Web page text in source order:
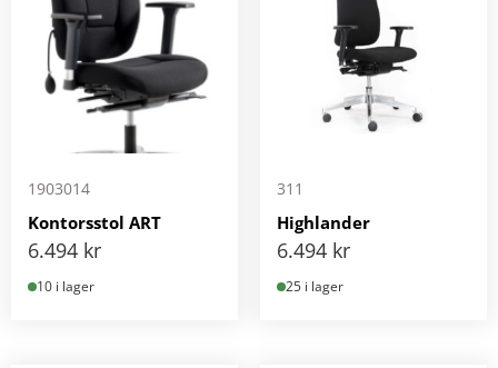
1903014
Kontorsstol ART
6.494 kr
10 i lager
311
Highlander
6.494 kr
25 i lager